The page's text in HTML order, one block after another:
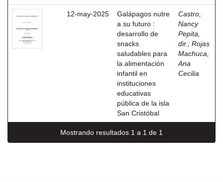
12-may-2025
Galápagos nutre
a su futuro :
desarrollo de
snacks
saludables para
la alimentación
infantil en
instituciones
educativas
pública de la isla
San Cristóbal
Castro,
Nancy
Pepita,
dir. ; Rojas
Machuca,
Ana
Cecilia
Mostrando resultados 1 a 1 de 1